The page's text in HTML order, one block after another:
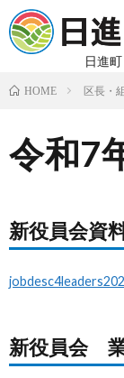
日進
HOME 区長・
令和7
新役員会資
新役員会